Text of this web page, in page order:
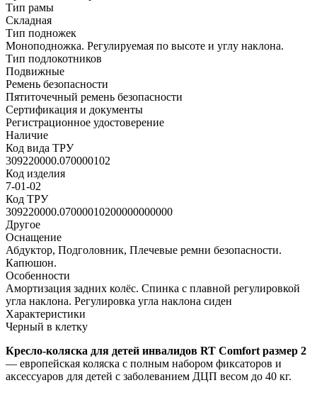
Тип рамы
Складная
Тип подножек
Моноподножка. Регулируемая по высоте и углу наклона.
Тип подлокотников
Подвижные
Ремень безопасности
Пятиточечный ремень безопасности
Сертификация и документы
Регистрационное удостоверение
Наличие
Код вида ТРУ
309220000.070000102
Код изделия
7-01-02
Код ТРУ
309220000.07000010200000000000
Другое
Оснащение
Абдуктор, Подголовник, Плечевые ремни безопасности.
Капюшон.
Особенности
Амортизация задних колёс. Спинка с плавной регулировкой
угла наклона. Регулировка угла наклона сиден
Характеристики
Черный в клетку
Кресло-коляска для детей инвалидов RT Comfort размер 2
— европейская коляска с полным набором фиксаторов и
аксессуаров для детей с заболеванием ДЦП весом до 40 кг.